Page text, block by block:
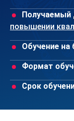
Получаемый
повышении
Обучение на
Формат
Срок